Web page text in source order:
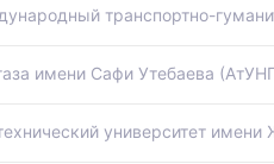
транспортно-
имени Сафи Утебаева
университет